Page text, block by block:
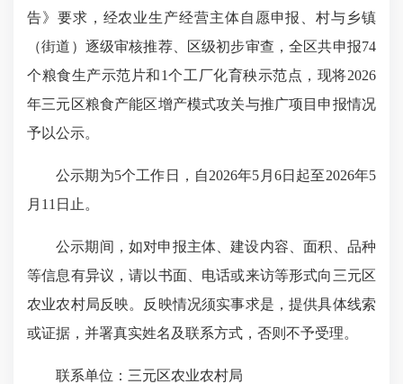
告》要求，经农业生产经营主体自愿申报、村与乡镇
（街道）逐级审核推荐、区级初步审查，全区共申报74
个粮食生产示范片和1个工厂化育秧示范点，现将2026
年三元区粮食产能区增产模式攻关与推广项目申报情况
予以公示。
公示期为5个工作日，自2026年5月6日起至2026年5
月11日止。
公示期间，如对申报主体、建设内容、面积、品种
等信息有异议，请以书面、电话或来访等形式向三元区
农业农村局反映。反映情况须实事求是，提供具体线索
或证据，并署真实姓名及联系方式，否则不予受理。
联系单位：三元区农业农村局